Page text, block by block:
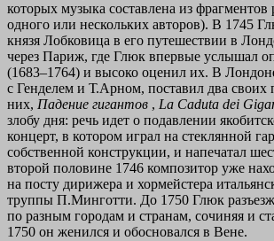
которых музыка составлена из
одного или нескольких авторов). В 1745
князя Лобковица в его путешествии в
через Париж, где Глюк впервые услышал
(1683–1764) и высоко оценил их. В
с Генделем и Т.Арном, поставил два своих
них, Падение гигантов , La Caduta dei
злобу дня: речь идет о подавлении
концерт, в котором играл на стеклянной
собственной конструкции, и напечатал
второй половине 1746 композитор уже
на посту дирижера и хормейстера
труппы П.Минготти. До 1750 Глюк
по разным городам и странам, сочиняя и
1750 он женился и обосновался в Вене.